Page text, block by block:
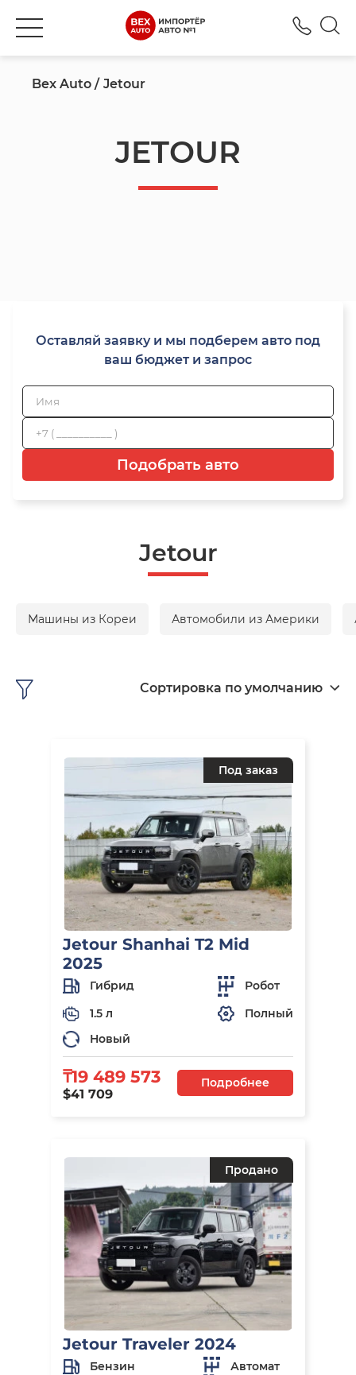
Bex Auto Jetour
JETOUR
Оставляй заявку и мы подберем авто под
ваш бюджет и запрос
Подобрать авто
Jetour
Машины из Кореи Автомобили из Америки
Сортировка по умолчанию
Под заказ
Jetour Shanhai T2 Mid
2025
Гибрид
Робот
1.5 л
Полный
Новый
₸19 489 573
$41 709
Подробнее
Продано
Jetour Traveler 2024
Бензин
Автомат